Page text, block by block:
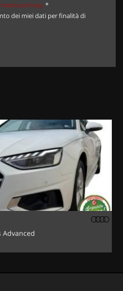
privacy*
dei miei dati per finalità di
Advanced